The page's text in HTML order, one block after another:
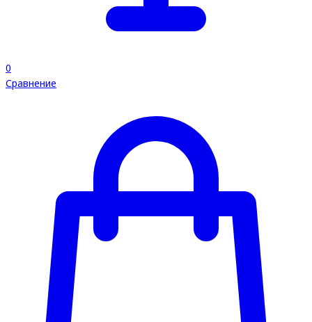
0
Сравнение